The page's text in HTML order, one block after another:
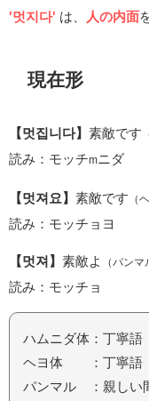
'멋지다' は、 人の内面
現在形
【멋집니다】 素敵です
読み：モッチmニダ
【멋져요】 素敵です （
読み：モッチョヨ
【멋져】 素敵よ （パンマ
読み：モッチョ
ハムニダ体：丁寧語
ヘヨ体 ：丁寧語（
パンマル ：親しい